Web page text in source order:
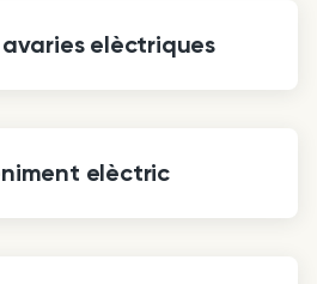
elèctriques
elèctric